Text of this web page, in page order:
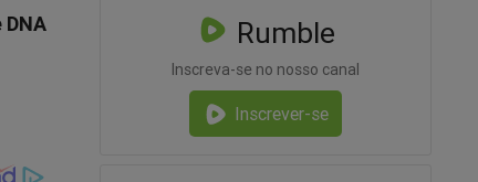
Rumble
Inscreva-se no nosso canal
Inscrever-se